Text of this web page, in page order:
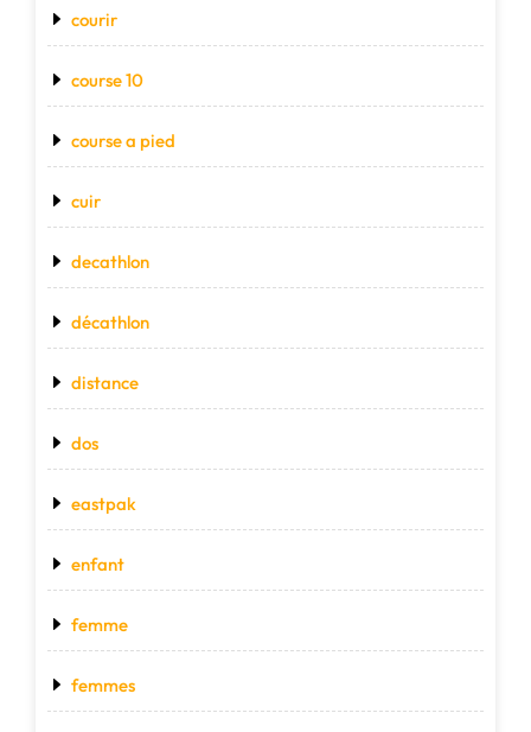
courir
course 10
course a pied
cuir
decathlon
décathlon
distance
dos
eastpak
enfant
femme
femmes